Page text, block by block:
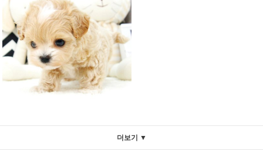
더보기 ▼